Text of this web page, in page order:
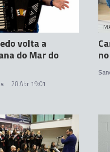
volta a
do Mar do
28 Abr 19:01